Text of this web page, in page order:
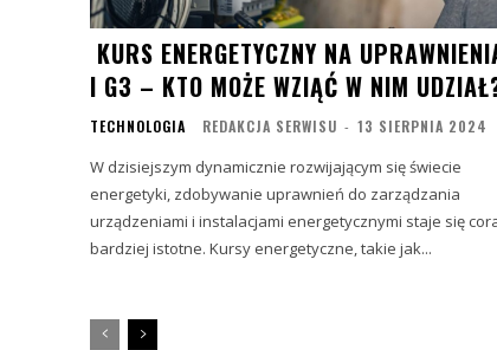
KURS ENERGETYCZNY NA
I G3 – KTO MOŻE WZIĄĆ W NIM
TECHNOLOGIA REDAKCJA SERWISU - 13 SIERPNIA 2024
W dzisiejszym dynamicznie rozwijającym się świecie
energetyki, zdobywanie uprawnień do zarządzania
urządzeniami i instalacjami energetycznymi staje się
bardziej istotne. Kursy energetyczne, takie jak...